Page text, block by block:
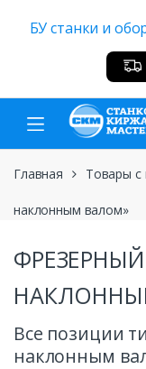
БУ станки и
Главная Товары с
наклонным валом»
Все позиции
наклонным